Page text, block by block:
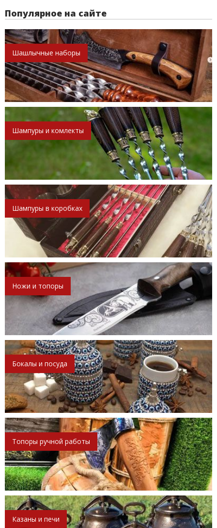
Популярное на сайте
Шашлычные наборы
Шампуры и комлекты
Шампуры в коробках
Ножи и топоры
Бокалы и посуда
Топоры ручной работы
Казаны и печи